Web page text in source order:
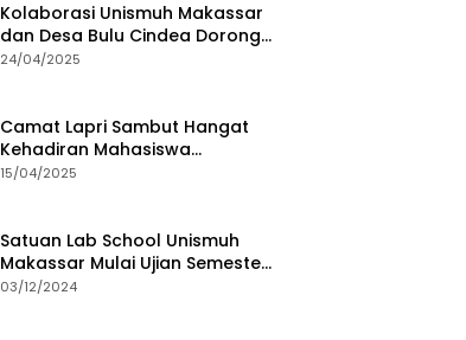
Kolaborasi Unismuh Makassar
dan Desa Bulu Cindea Dorong
Sentra Garam Industri
24/04/2025
Camat Lapri Sambut Hangat
Kehadiran Mahasiswa
PoltekMu
15/04/2025
Satuan Lab School Unismuh
Makassar Mulai Ujian Semester,
Direktur: Momen Evaluasi
03/12/2024